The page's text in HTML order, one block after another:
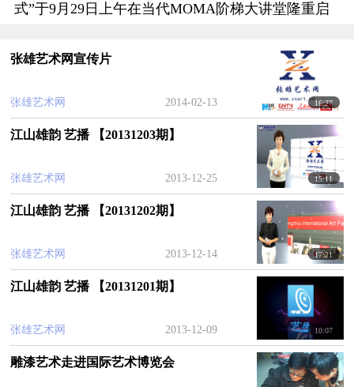
式”于9月 29日上午在当代MOMA阶梯大讲堂隆重启
有灵气与艺术感的产品和公众分享，并就论坛主
题“从灵感模式到商业模式”做出发言本。同时邀请到
不同行业著名设计师一同出席此次论坛。本次论坛
最大亮点是Adda先生提前展示未上市 2014的最新产
先生设计理念，又可大饱眼
福，提前欣赏产品。
本次论坛还邀请到主办方北京国际设计周组委会筹
备办副主任曾辉先生，并作精彩开场发言。设计周
设计总监张欣向大家介绍联合20多位著名中国建筑
师，设计师以及设计品牌为设计周独家设计研发制
造的BJDW设计礼品，首批百余款产品于设计周期间
正式推出上市。
青年建筑设计师宗澍坤也就建筑行业的设计理念与
观众分享和交流。这是位年轻且有思想的青年建筑
张雄艺术网宣传片
张雄艺术网 2014-02-13 16:27
江山雄韵 艺播 【20131203期】
张雄艺术网 2013-12-25 15:11
江山雄韵 艺播 【20131202期】
张雄艺术网 2013-12-14 17:21
江山雄韵 艺播 【20131201期】
张雄艺术网 2013-12-09 10:07
雕漆艺术走进国际艺术博览会